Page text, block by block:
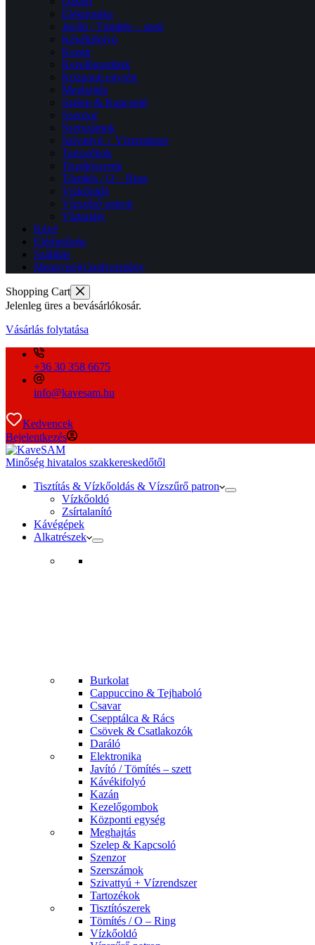
Elektronika
Javító / Tömítés – szett
Kávékifolyó
Kazán
Kezelőgombok
Központi egység
Meghajtás
Szelep & Kapcsoló
Szenzor
Szerszámok
Szivattyú + Vízrendszer
Tartozékok
Tisztítószerek
Tömítés / O – Ring
Vízkőoldó
Vízszűrő patron
Víztartály
Kávé
Elérhetőség
Szállítás
Mennyiségi kedvezmény
Shopping Cart
Jelenleg üres a bevásárlókosár.
Vásárlás folytatása
+36 30 358 6675
info@kavesam.hu
Kedvencek
Bejelentkezés
Minőség hivatalos szakkereskedőtől
Tisztítás & Vízkőoldás & Vízszűrő patron
Vízkőoldó
Zsírtalanító
Kávégépek
Alkatrészek
Burkolat
Cappuccino & Tejhaboló
Csavar
Csepptálca & Rács
Csövek & Csatlakozók
Daráló
Elektronika
Javító / Tömítés – szett
Kávékifolyó
Kazán
Kezelőgombok
Központi egység
Meghajtás
Szelep & Kapcsoló
Szenzor
Szerszámok
Szivattyú + Vízrendszer
Tartozékok
Tisztítószerek
Tömítés / O – Ring
Vízkőoldó